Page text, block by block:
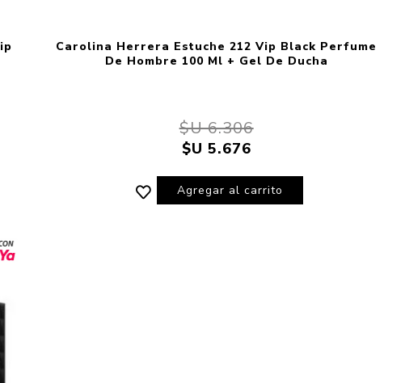
Carolina Herrera Estuche 212 Vip Black Perfume
De Hombre 100 Ml + Gel De Ducha
$U 6.306
$U 5.676
Agregar al carrito